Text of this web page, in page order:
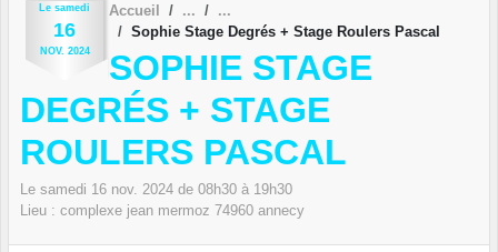
Le samedi
16
NOV. 2024
Accueil
Sophie Stage Degrés + Stage Roulers Pascal
SOPHIE STAGE
DEGRÉS + STAGE
ROULERS PASCAL
Le samedi 16 nov. 2024 de 08h30 à 19h30
Lieu : complexe jean mermoz 74960 annecy